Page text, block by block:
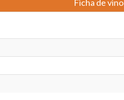
Ficha de vino